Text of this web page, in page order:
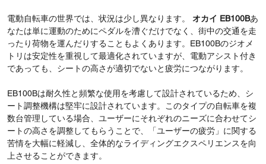
電動自転車の世界では、状況は少し異なります。 オカイ EB100Bあ
なたは単に運動のためにペダルを漕ぐだけでなく、街中の交通を走
ったり荷物を運んだりすることもよくあります。EB100Bのジオメ
トリは安定性を重視して最適化されていますが、電動アシスト付き
であっても、シートの高さが適切でないと疲労につながります。
EB100Bは耐久性と頻繁な使用を考慮して設計されているため、シ
ート調整機構は堅牢に設計されています。このタイプの自転車を複
数台管理している場合、ユーザーにそれぞれのニーズに合わせてシ
ートの高さを調整してもらうことで、「ユーザーの疲労」に関する
苦情を大幅に軽減し、全体的なライディングエクスペリエンスを向
上させることができます。